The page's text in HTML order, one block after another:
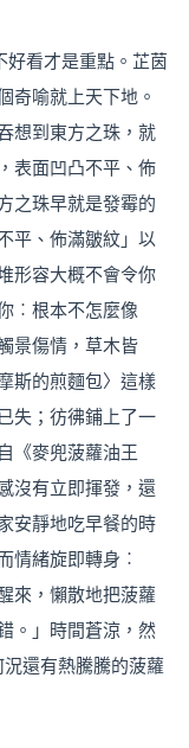
好看才是重點。芷茵
奇喻就上天下地。
想到東方之珠，就
表面凹凸不平、佈
之珠早就是發霉的
平、佈滿皺紋」以
形容大概不會令你
︰根本不怎麼像
景傷情，草木皆
斯的煎麵包〉這樣
失；彷彿鋪上了一
《麥兜菠蘿油王
沒有立即揮發，還
安靜地吃早餐的時
情緒旋即轉身︰
來，懶散地把菠蘿
。」時間蒼涼，然
還有熱騰騰的菠蘿